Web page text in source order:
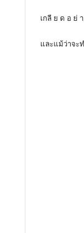
เกลี ย ด อ ย่
และแม้ว่าจะ